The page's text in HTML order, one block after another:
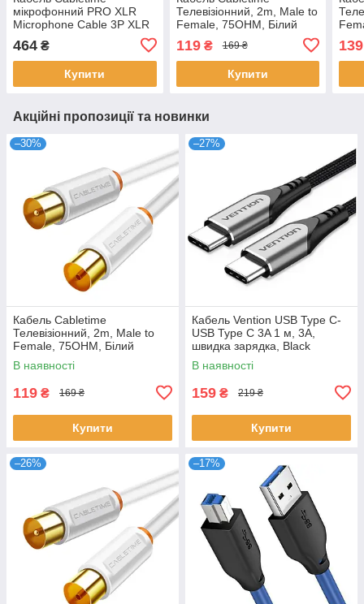
мікрофонний PRO XLR
Microphone Cable 3P XLR
(CF24L)
464 ₴
Купити
Телевізіонний, 2m, Male to
Female, 75OHM, Білий
119₴ 169 ₴
Купити
139
Акційні пропозиції та новинки
–30%
Кабель Cabletime
Телевізіонний, 2m, Male to
Female, 75OHM, Білий
(CF33L)
В наявності
119 ₴ 169 ₴
Купити
–27%
Кабель Vention USB Type C-
USB Type C 3A 1 м, 3А,
швидка зарядка, Black
(TADHF)
В наявності
159 ₴ 219 ₴
Купити
–26% –17%